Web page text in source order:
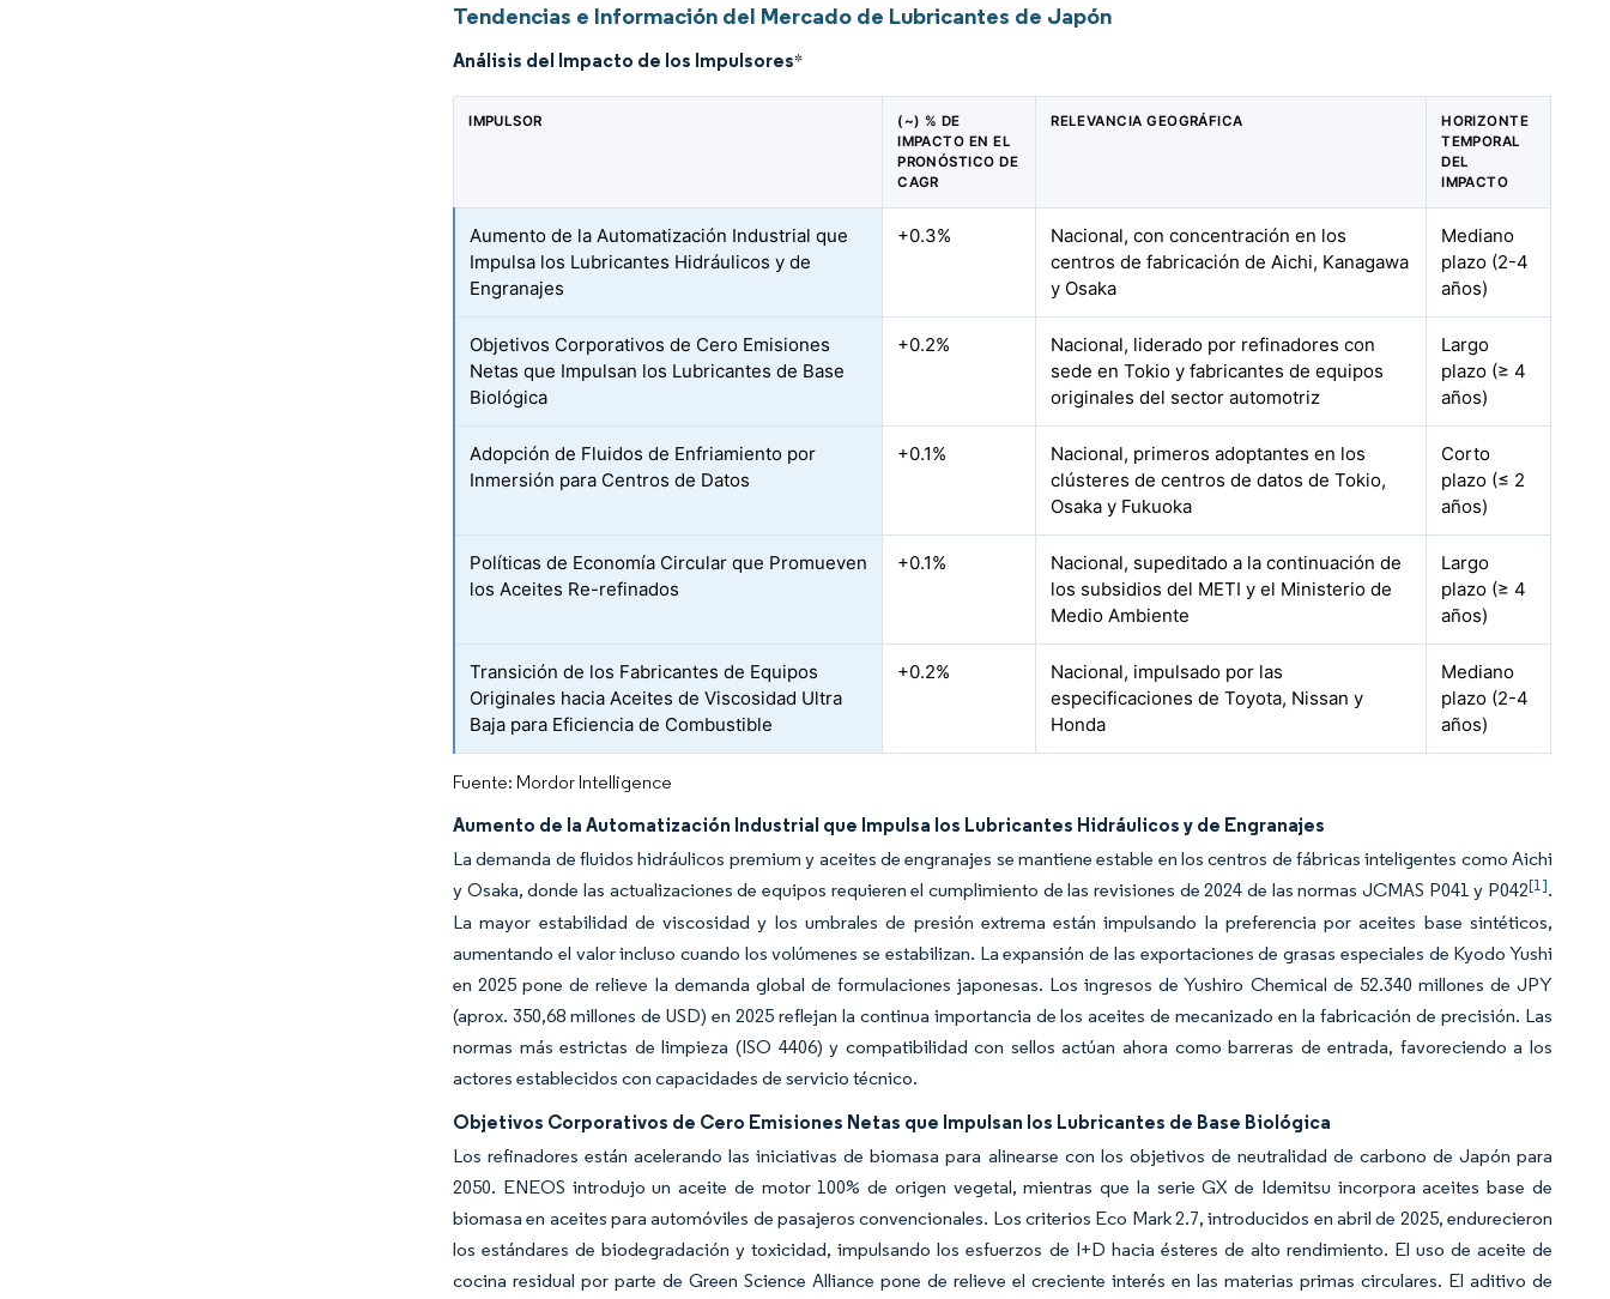
Tendencias e Información del Mercado de Lubricantes de Japón
Análisis del Impacto de los Impulsores*
IMPULSOR
(~) % DE
IMPACTO EN EL
PRONÓSTICO DE
CAGR
RELEVANCIA GEOGRÁFICA
HORIZONTE
TEMPORAL
DEL
IMPACTO
Aumento de la Automatización Industrial que
Impulsa los Lubricantes Hidráulicos y de
Engranajes
+0.3%
Nacional, con concentración en los
centros de fabricación de Aichi, Kanagawa
y Osaka
Mediano
plazo (2-4
años)
Objetivos Corporativos de Cero Emisiones
Netas que Impulsan los Lubricantes de Base
Biológica
+0.2%
Nacional, liderado por refinadores con
sede en Tokio y fabricantes de equipos
originales del sector automotriz
Largo
plazo (≥ 4
años)
Adopción de Fluidos de Enfriamiento por
Inmersión para Centros de Datos
+0.1%
Nacional, primeros adoptantes en los
clústeres de centros de datos de Tokio,
Osaka y Fukuoka
Corto
plazo (≤ 2
años)
Políticas de Economía Circular que Promueven
los Aceites Re-refinados
+0.1%
Nacional, supeditado a la continuación de
los subsidios del METI y el Ministerio de
Medio Ambiente
Largo
plazo (≥ 4
años)
Transición de los Fabricantes de Equipos
Originales hacia Aceites de Viscosidad Ultra
Baja para Eficiencia de Combustible
+0.2%
Nacional, impulsado por las
especificaciones de Toyota, Nissan y
Honda
Mediano
plazo (2-4
años)
Fuente: Mordor Intelligence
Aumento de la Automatización Industrial que Impulsa los Lubricantes Hidráulicos y de Engranajes
La demanda de fluidos hidráulicos premium y aceites de engranajes se mantiene estable en los centros de fábricas inteligentes como Aichi
y Osaka, donde las actualizaciones de equipos requieren el cumplimiento de las revisiones de 2024 de las normas JCMAS P041 y P042[1].
La mayor estabilidad de viscosidad y los umbrales de presión extrema están impulsando la preferencia por aceites base sintéticos,
aumentando el valor incluso cuando los volúmenes se estabilizan. La expansión de las exportaciones de grasas especiales de Kyodo Yushi
en 2025 pone de relieve la demanda global de formulaciones japonesas. Los ingresos de Yushiro Chemical de 52.340 millones de JPY
(aprox. 350,68 millones de USD) en 2025 reflejan la continua importancia de los aceites de mecanizado en la fabricación de precisión. Las
normas más estrictas de limpieza (ISO 4406) y compatibilidad con sellos actúan ahora como barreras de entrada, favoreciendo a los
actores establecidos con capacidades de servicio técnico.
Objetivos Corporativos de Cero Emisiones Netas que Impulsan los Lubricantes de Base Biológica
Los refinadores están acelerando las iniciativas de biomasa para alinearse con los objetivos de neutralidad de carbono de Japón para
2050. ENEOS introdujo un aceite de motor 100% de origen vegetal, mientras que la serie GX de Idemitsu incorpora aceites base de
biomasa en aceites para automóviles de pasajeros convencionales. Los criterios Eco Mark 2.7, introducidos en abril de 2025, endurecieron
los estándares de biodegradación y toxicidad, impulsando los esfuerzos de I+D hacia ésteres de alto rendimiento. El uso de aceite de
cocina residual por parte de Green Science Alliance pone de relieve el creciente interés en las materias primas circulares. El aditivo de